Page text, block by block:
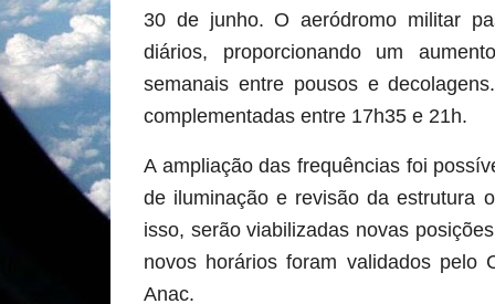
30 de junho. O aeródromo militar
diários, proporcionando um
semanais entre pousos e
complementadas entre 17h35 e 21h.
A ampliação das frequências foi
de iluminação e revisão da estrutura
isso, serão viabilizadas novas
novos horários foram validados pelo
Anac.